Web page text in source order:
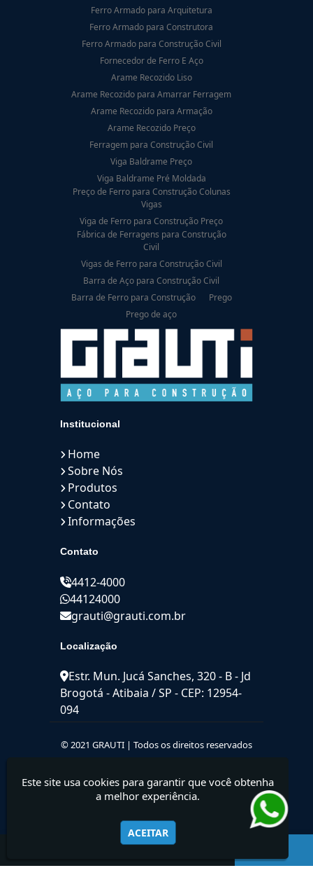
Ferro Armado para Arquitetura
Ferro Armado para Construtora
Ferro Armado para Construção Civil
Fornecedor de Ferro E Aço
Arame Recozido Liso
Arame Recozido para Amarrar Ferragem
Arame Recozido para Armação
Arame Recozido Preço
Ferragem para Construção Civil
Viga Baldrame Preço
Viga Baldrame Pré Moldada
Preço de Ferro para Construção Colunas
Vigas
Viga de Ferro para Construção Preço
Fábrica de Ferragens para Construção
Civil
Vigas de Ferro para Construção Civil
Barra de Aço para Construção Civil
Barra de Ferro para Construção
Prego
Prego de aço
Institucional
Home
Sobre Nós
Produtos
Contato
Informações
Contato
4412-4000
44124000
grauti@grauti.com.br
Localização
Estr. Mun. Jucá Sanches, 320 - B - Jd
Brogotá - Atibaia / SP - CEP: 12954-
094
© 2021 GRAUTI | Todos os direitos reservados
Este site usa cookies para garantir que você obtenha
a melhor experiência.
ACEITAR